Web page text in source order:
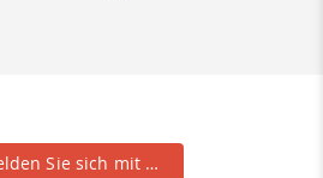
Sie sich mit Google an